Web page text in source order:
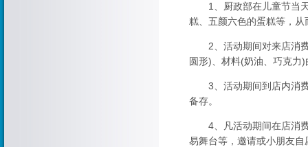
1、厨政部在儿童节当天
糕、五颜六色的蛋糕等，
2、活动期间对来店消费
圆形)、材料(奶油、巧克力
3、活动期间到店内消费
备存。
4、凡活动期间在店消费
易舞台等，邀请或小朋友